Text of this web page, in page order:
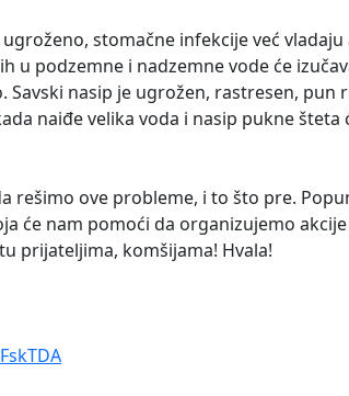
stomačne infekcije već
u podzemne i nadzemne vode će
nasip je ugrožen, rastresen, pun
naiđe velika voda i nasip pukne
rešimo ove probleme, i to što pre.
će nam pomoći da organizujemo
prijateljima, komšijama! Hvala!